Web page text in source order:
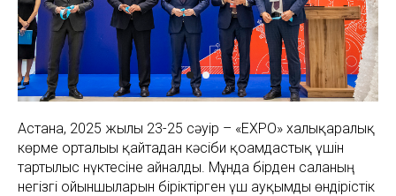
Астана, 2025 жылғы 23-25 сәуір – «EXPO» халықаралық
көрме орталығы қайтадан кәсіби қоғамдастық үшін
тартылыс нүктесіне айналды. Мұнда бірден саланың
негізгі ойыншыларын біріктірген үш ауқымды өндірістік